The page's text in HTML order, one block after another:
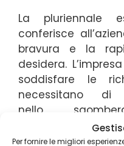
Per fornire le migliori
La pluriennale
conferisce
bravura e la
desidera.
soddisfare le
necessitano
nello
o appartamenti,
mobili, pezzi